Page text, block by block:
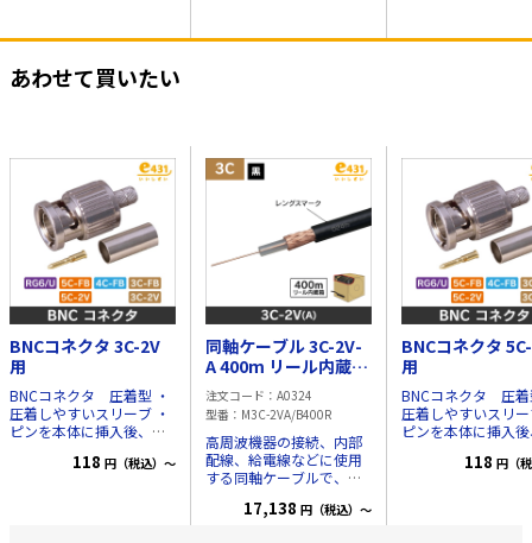
■ご注意■
りません別途販売はこち
あわせて買いたい
BNCコネクタ 3C-2V
用
BNCコネクタ 圧着型 ・
圧着しやすいスリーブ ・
ピンを本体に挿入後、簡
・本体がどの場所まで回
118 円（税込）～
同軸ケーブル 3C-2V-
A 400m リール内蔵箱
黒色
注文コード
A0324
型番
M3C-2VA/B400R
高周波機器の接続、内部
配線、給電線などに使用
する同軸ケーブルで、広
います。 特性インピーダ
17,138 円（税込）～
BNCコネクタ
用
BNCコネクタ 圧着
圧着しやすいスリ
ピンを本体に挿入
・本体がどの場所
118 円（